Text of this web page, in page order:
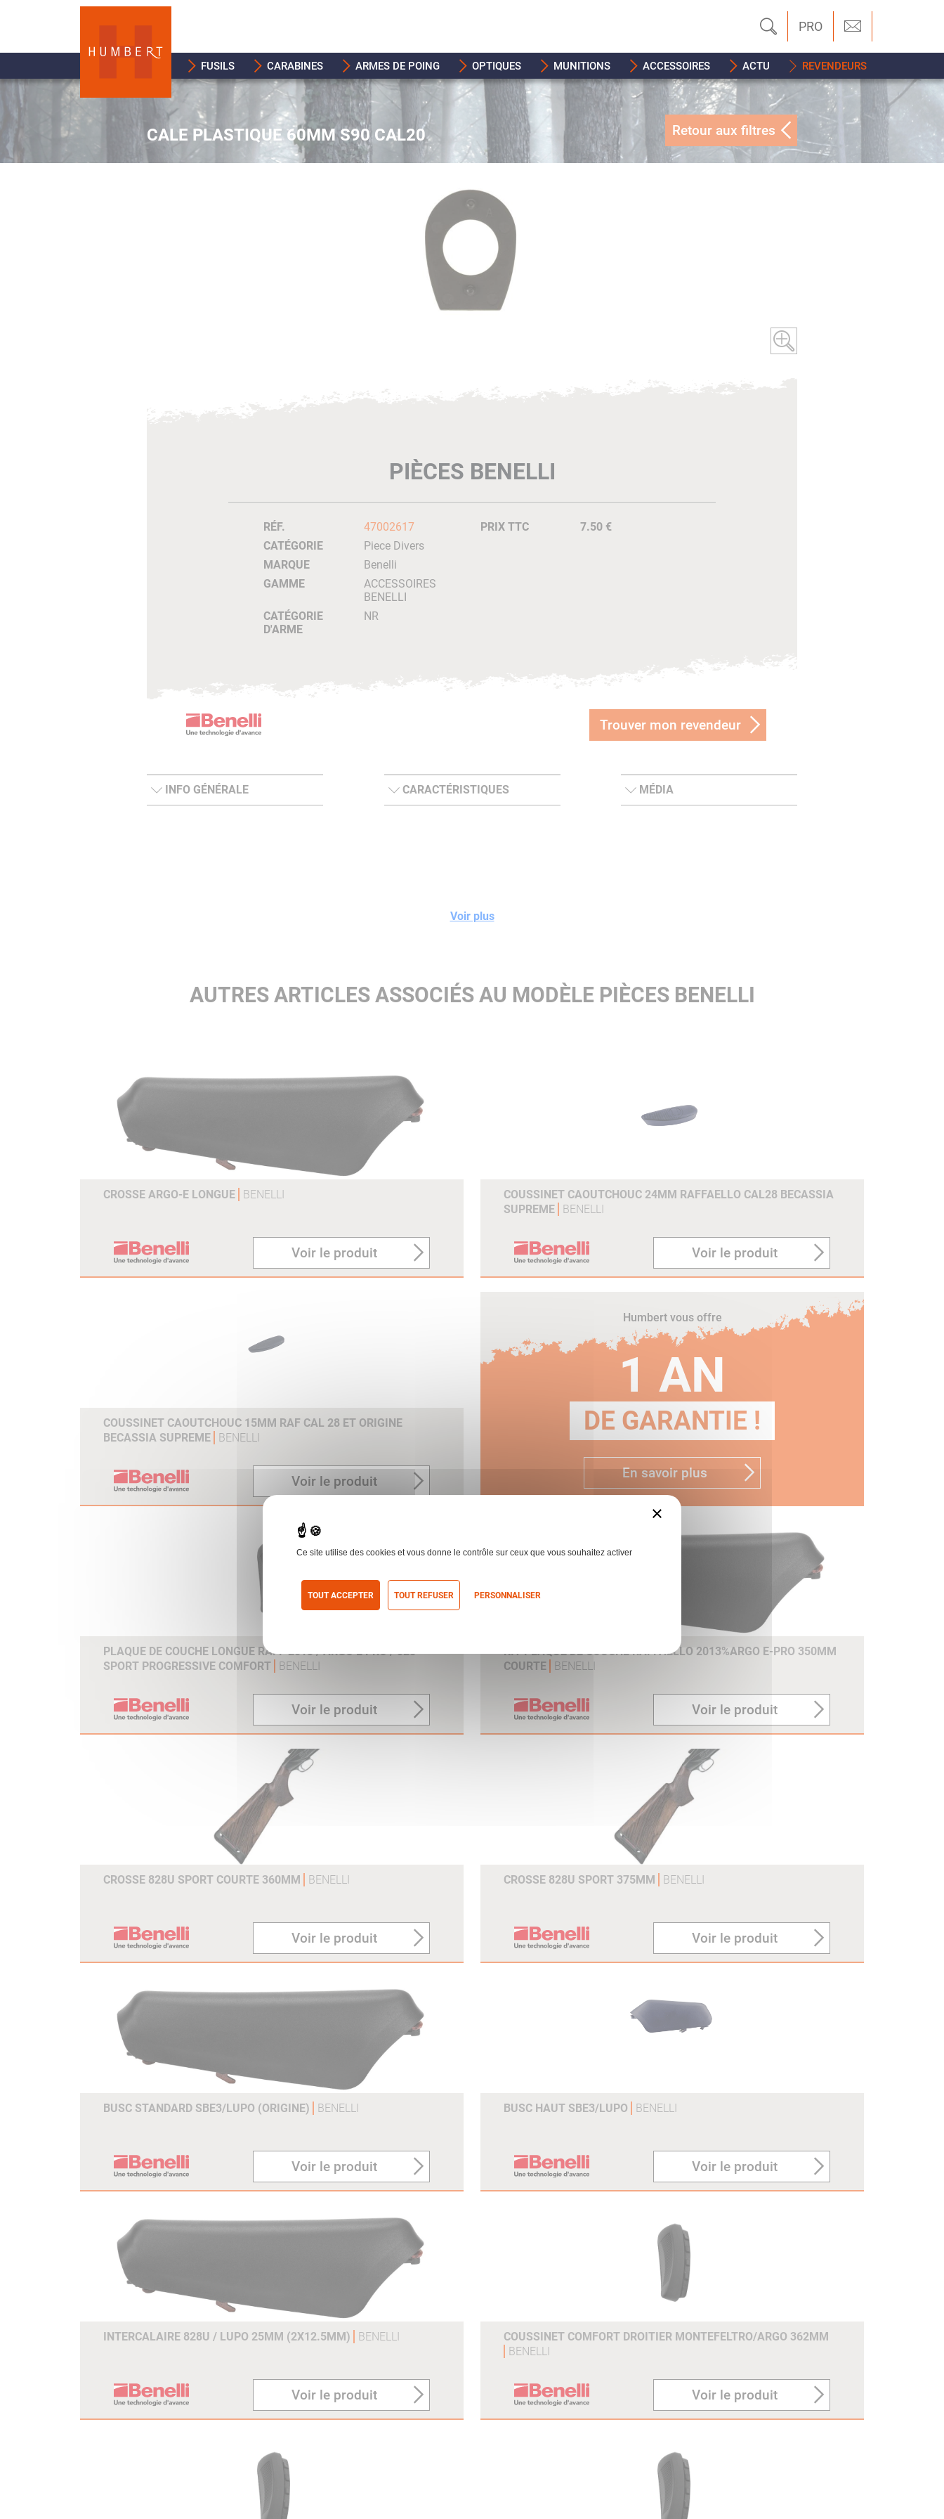
PRO
FUSILS CARABINES ARMES DE POING OPTIQUES MUNITIONS ACCESSOIRES ACTU REVENDEURS
CALE PLASTIQUE 60MM S90 CAL20 Retour aux filtres
PIÈCES BENELLI
RÉF.
47002617
CATÉGORIE
Piece Divers
MARQUE
Benelli
GAMME
ACCESSOIRES
BENELLI
CATÉGORIE
D'ARME
NR
PRIX TTC 7.50 €
Trouver mon revendeur
INFO GÉNÉRALE CARACTÉRISTIQUES MÉDIA
Voir plus
AUTRES ARTICLES ASSOCIÉS AU MODÈLE PIÈCES BENELLI
CROSSE ARGO-E LONGUE BENELLI
Voir le produit
COUSSINET CAOUTCHOUC 24MM RAFFAELLO CAL28 BECASSIA
SUPREME
BENELLI
Voir le produit
COUSSINET CAOUTCHOUC 15MM RAF CAL 28 ET ORIGINE
BECASSIA SUPREME
BENELLI
Voir le produit
Humbert vous offre
1 AN
DE GARANTIE !
En savoir plus
PLAQUE DE COUCHE LONGUE RAFF 2013 / ARGO E PRO / 828
SPORT PROGRESSIVE COMFORT
BENELLI
Voir le produit
KIT PLAQUE DE COUCHE RAFFAELLO 2013%ARGO E-PRO 350MM
COURTE
BENELLI
Voir le produit
CROSSE 828U SPORT COURTE 360MM BENELLI
Voir le produit
CROSSE 828U SPORT 375MM BENELLI
Voir le produit
BUSC STANDARD SBE3/LUPO (ORIGINE) BENELLI
Voir le produit
BUSC HAUT SBE3/LUPO BENELLI
Voir le produit
INTERCALAIRE 828U / LUPO 25MM (2X12.5MM) BENELLI
Voir le produit
COUSSINET COMFORT DROITIER MONTEFELTRO/ARGO 362MM
BENELLI
Voir le produit
×
Ce site utilise des cookies et vous donne le contrôle sur ceux que vous souhaitez activer
TOUT ACCEPTER TOUT REFUSER PERSONNALISER